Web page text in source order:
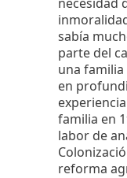
sabía
parte del
una
en
familia en
labor de
reforma